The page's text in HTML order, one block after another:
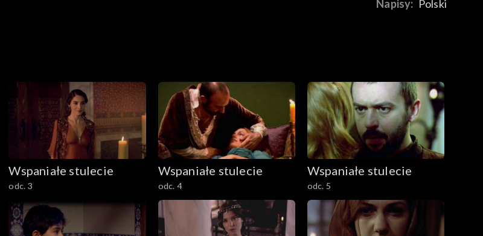
Napisy: Polski
Wspaniałe stulecie
odc. 3
Wspaniałe stulecie
odc. 4
Wspaniałe stulecie
odc. 5